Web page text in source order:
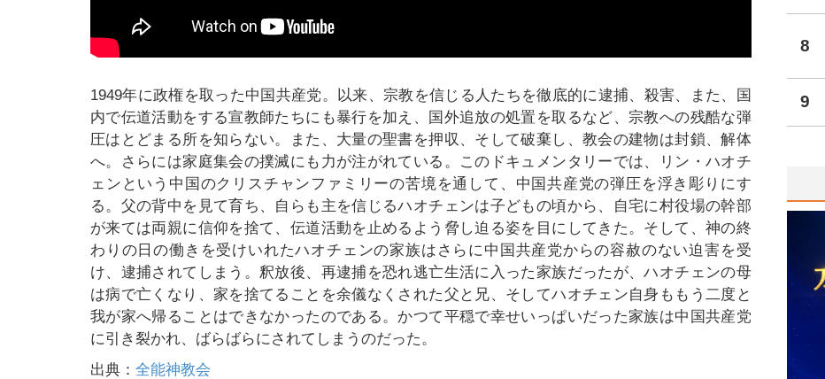
1949年に政権を取った中国共産党。以来、宗教を信じる人たちを徹底的に逮捕、殺害、また、国
内で伝道活動をする宣教師たちにも暴行を加え、国外追放の処置を取るなど、宗教への残酷な弾
圧はとどまる所を知らない。また、大量の聖書を押収、そして破棄し、教会の建物は封鎖、解体
へ。さらには家庭集会の撲滅にも力が注がれている。このドキュメンタリーでは、リン・ハオチ
ェンという中国のクリスチャンファミリーの苦境を通して、中国共産党の弾圧を浮き彫りにす
る。父の背中を見て育ち、自らも主を信じるハオチェンは子どもの頃から、自宅に村役場の幹部
が来ては両親に信仰を捨て、伝道活動を止めるよう脅し迫る姿を目にしてきた。そして、神の終
わりの日の働きを受けいれたハオチェンの家族はさらに中国共産党からの容赦のない迫害を受
け、逮捕されてしまう。釈放後、再逮捕を恐れ逃亡生活に入った家族だったが、ハオチェンの母
は病で亡くなり、家を捨てることを余儀なくされた父と兄、そしてハオチェン自身ももう二度と
我が家へ帰ることはできなかったのである。かつて平穏で幸せいっぱいだった家族は中国共産党
に引き裂かれ、ばらばらにされてしまうのだった。
出典： 全能神教会
8
9